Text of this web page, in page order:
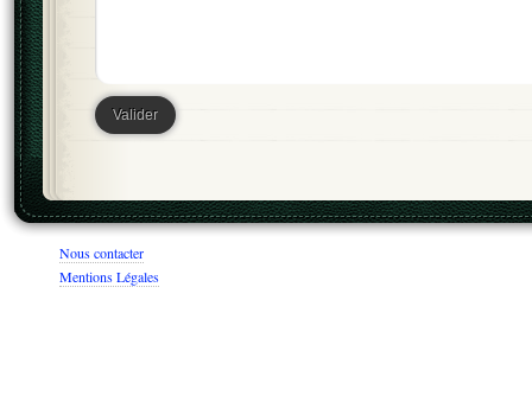
Nous contacter
Mentions Légales